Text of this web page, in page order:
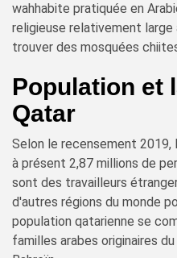
wahhabite pratiquée en
religieuse relativement
trouver des mosquées
Population et
Qatar
Selon le recensement
à présent 2,87 millions de
sont des travailleurs
d'autres régions du monde
population qatarienne se
familles arabes originaires